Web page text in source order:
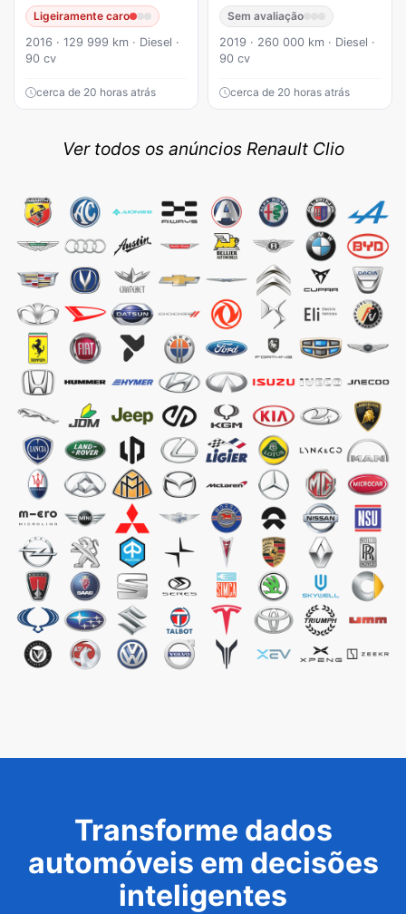
Ligeiramente caro
2016 · 129 999 km · Diesel ·
90 cv
cerca de 20 horas atrás
Sem avaliação
2019 · 260 000 km · Diesel ·
90 cv
cerca de 20 horas atrás
Ver todos os anúncios Renault Clio
Transforme dados
automóveis em decisões
inteligentes